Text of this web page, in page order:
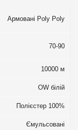
Армовані Poly Poly
70-90
10000 м
OW білій
Полієстер 100%
Ємульсовані